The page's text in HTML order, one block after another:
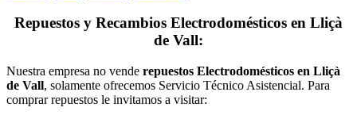
Repuestos y Recambios Electrodomésticos en Lliçà
de Vall:
Nuestra empresa no vende repuestos Electrodomésticos en Lliçà
de Vall, solamente ofrecemos Servicio Técnico Asistencial. Para
comprar repuestos le invitamos a visitar: